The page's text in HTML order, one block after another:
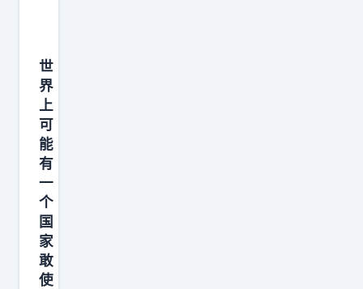
世
界
上
可
能
有
一
个
国
家
敢
使